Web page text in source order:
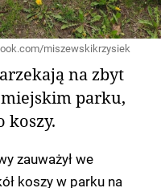
miszewskikrzysiek
na zbyt
parku,
koszy.
zauważył we
koszy w parku na